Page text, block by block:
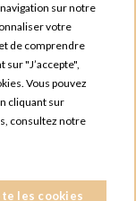
sur notre
votre
de comprendre
"J’accepte",
Vous pouvez
cliquant sur
consultez notre
les cookies